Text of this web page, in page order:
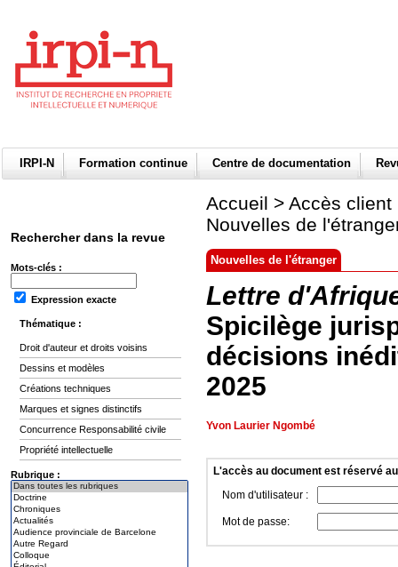
IRPI-N Formation continue Centre de documentation
Rechercher dans la revue
Mots-clés :
Expression exacte
Thématique :
Droit d'auteur et droits voisins
Dessins et modèles
Créations techniques
Marques et signes distinctifs
Concurrence Responsabilité civile
Propriété intellectuelle
Rubrique :
Accueil > Accès client
Nouvelles de
Nouvelles de l'étranger
Lettre
Spicilège
décisions
2025
Yvon Laurier Ngombé
L'accès au document est réservé
Nom d'utilisateur :
Mot de passe: